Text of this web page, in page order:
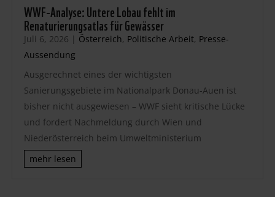
WWF-Analyse: Untere Lobau fehlt im
Renaturierungsatlas für Gewässer
Juli 6, 2026 | Österreich, Politische Arbeit, Presse-
Aussendung
Ausgerechnet eines der wichtigsten
Sanierungsgebiete im Nationalpark Donau-Auen ist
bisher nicht ausgewiesen – WWF sieht kritische Lücke
und fordert Nachmeldung durch Wien und
Niederösterreich beim Umweltministerium
mehr lesen